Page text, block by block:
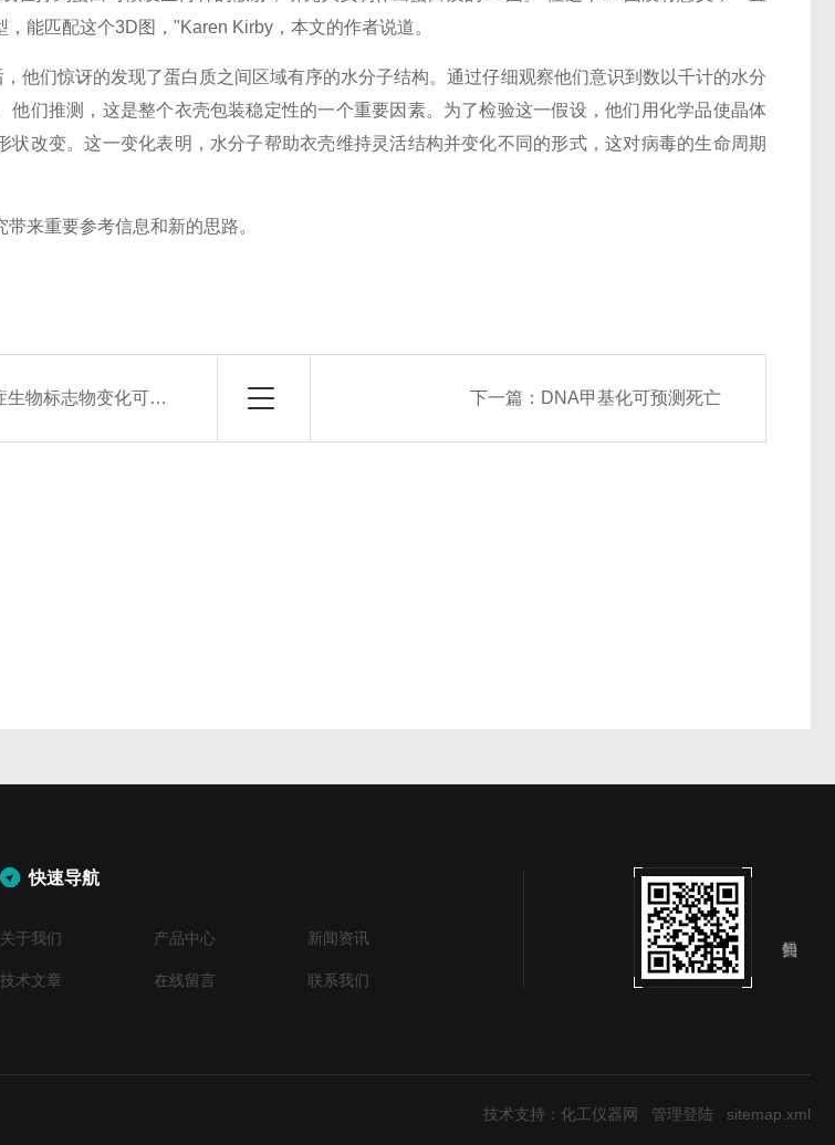
能匹配这个3D图，"Karen Kirby，本文的作者说道。
他们惊讶的发现了蛋白质之间区域有序的水分子结构。通过仔细观察他们意识到数以千计的水分
他们推测，这是整个衣壳包装稳定性的一个重要因素。为了检验这一假设，他们用化学品使晶体
状改变。这一变化表明，水分子帮助衣壳维持灵活结构并变化不同的形式，这对病毒的生命周期
来重要参考信息和新的思路。
物变化可预测老年痴呆发生 下一篇： DNA甲基化可预测死亡
快速导航
关于我们 产品中心 新闻资讯
技术文章 在线留言 联系我们
技术支持： 化工仪器网 管理登陆 sitemap.xml